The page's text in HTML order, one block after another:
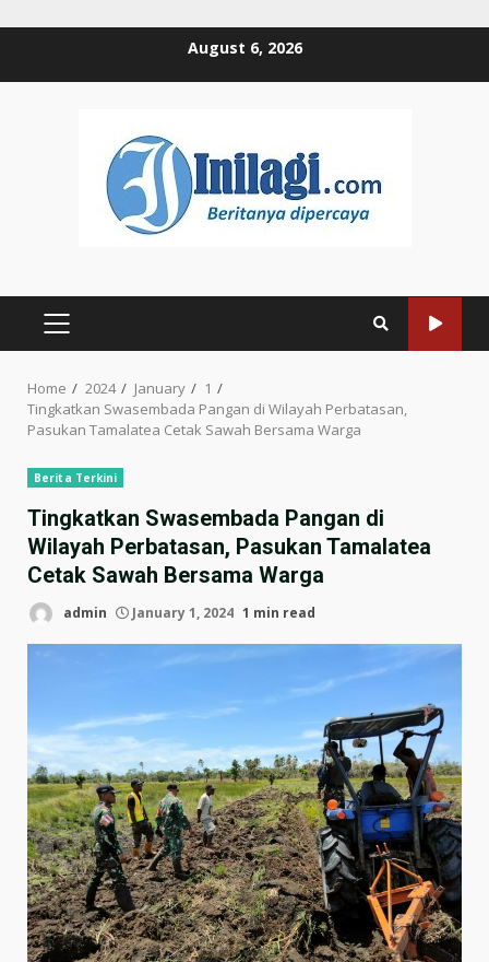
August 6, 2026
PRIMARY
Home 2024 January
1
Tingkatkan Swasembada Pangan di Wilayah Perbatasan,
Pasukan Tamalatea Cetak Sawah Bersama Warga
Berita Terkini
Tingkatkan Swasembada Pangan di
Wilayah Perbatasan, Pasukan Tamalatea
Cetak Sawah Bersama Warga
admin January 1, 2024 1 min read